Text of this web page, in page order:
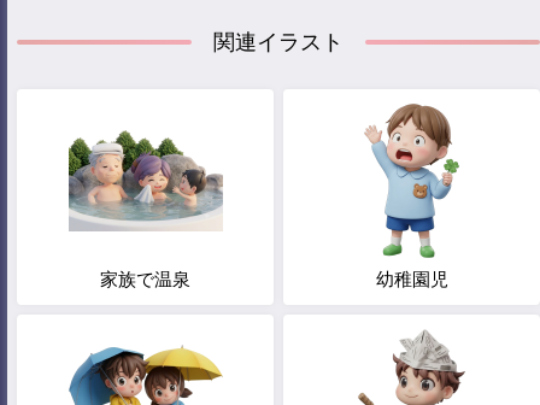
関連イラスト
家族で温泉 幼稚園児